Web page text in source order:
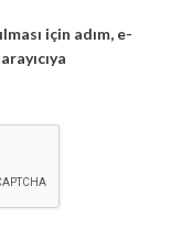
için adım, e-